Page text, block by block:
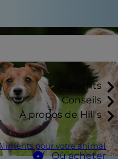
Aliments
Conseils
À propos de Hill's
pour votre animal
Où acheter